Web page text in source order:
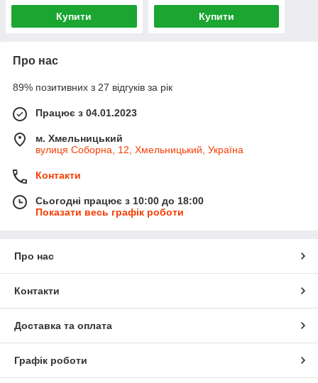
Купити Купити
Про нас
89% позитивних з 27 відгуків за рік
Працює з 04.01.2023
м. Хмельницький
вулиця Соборна, 12, Хмельницький, Україна
Контакти
Сьогодні працює з 10:00 до 18:00
Показати весь графік роботи
Про нас
Контакти
Доставка та оплата
Графік роботи